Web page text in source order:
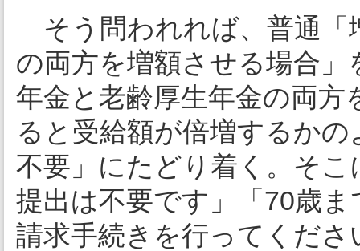
そう問われれば、普通「
の両方を増額させる場合
年金と老齢厚生年金の両
ると受給額が倍増するか
不要」にたどり着く。そ
提出は不要です」「70歳
請求手続きを行ってくださ